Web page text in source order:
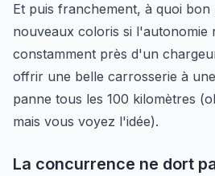
Et puis franchement, à quoi
nouveaux coloris si l'autonomie
constamment près d'un
offrir une belle carrosserie à
panne tous les 100 kilomètres
mais vous voyez l'idée).
La concurrence ne dort